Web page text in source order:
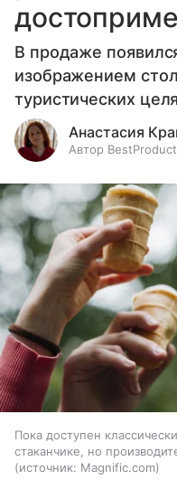
В продаже
изображением
туристических
Анастасия
Автор
Пока доступен
стаканчике, но
источник: Magnific.com